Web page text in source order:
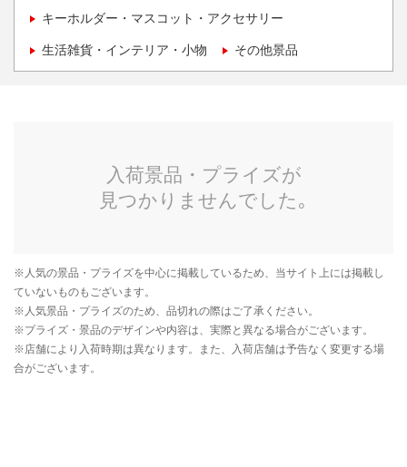
キーホルダー・マスコット・アクセサリー
生活雑貨・インテリア・小物 その他景品